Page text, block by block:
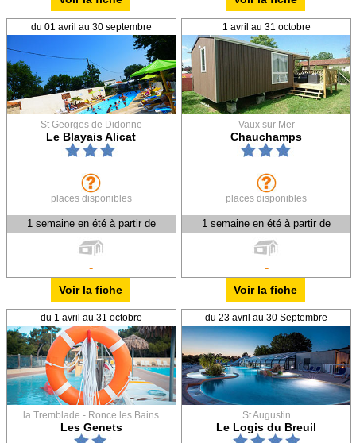
du 01 avril au 30 septembre
St Georges de Didonne
Le Blayais Alicat
places disponibles
1 semaine en été à partir de
-
Voir la fiche
1 avril au 31 octobre
Vaux sur Mer
Chauchamps
places disponibles
1 semaine en été à partir de
-
Voir la fiche
du 1 avril au 31 octobre
la Tremblade - Ronce les Bains
Les Genets
du 23 avril au 30 Septembre
St Augustin
Le Logis du Breuil